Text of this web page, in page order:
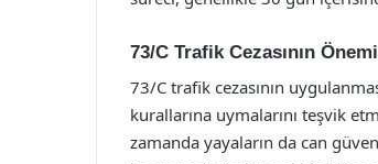
73/C Trafik Cezasının Önemi
73/C trafik cezasının
kurallarına uymalarını teşvik
zamanda yayaların da can